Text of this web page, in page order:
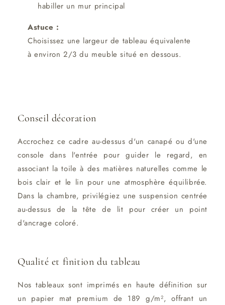
habiller un mur principal
Astuce :
Choisissez une largeur de tableau équivalente
à environ 2/3 du meuble situé en dessous.
Conseil décoration
Accrochez ce cadre au-dessus d'un canapé ou d'une
console dans l'entrée pour guider le regard, en
associant la toile à des matières naturelles comme le
bois clair et le lin pour une atmosphère équilibrée.
Dans la chambre, privilégiez une suspension centrée
au-dessus de la tête de lit pour créer un point
d'ancrage coloré.
Qualité et finition du tableau
Nos tableaux sont imprimés en haute définition sur
un papier mat premium de 189 g/m², offrant un